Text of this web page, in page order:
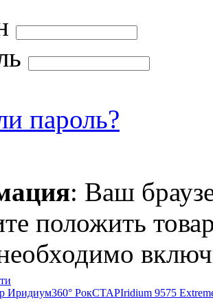
пароль?
: Ваш
положить
Иридиум360° РокСТАРIridium 9575